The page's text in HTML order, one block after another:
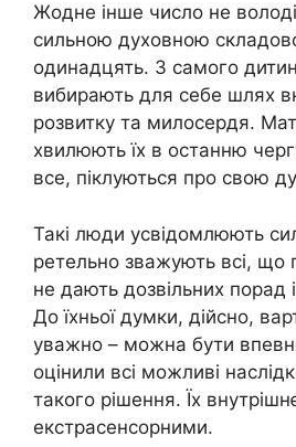
Жодне інше число не
сильною духовною
одинадцять. З самого
вибирають для себе шлях
розвитку та милосердя.
хвилюють їх в останню
все, піклуються про свою
Такі люди усвідомлюють
ретельно зважують всі, що
не дають дозвільних порад
До їхньої думки, дійсно,
уважно – можна бути
оцінили всі можливі
такого рішення. Їх
екстрасенсорними.